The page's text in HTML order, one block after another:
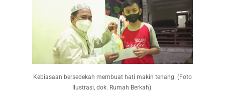
Kebiasaan bersedekah membuat hati makin tenang. (Foto
Ilustrasi, dok. Rumah Berkah).